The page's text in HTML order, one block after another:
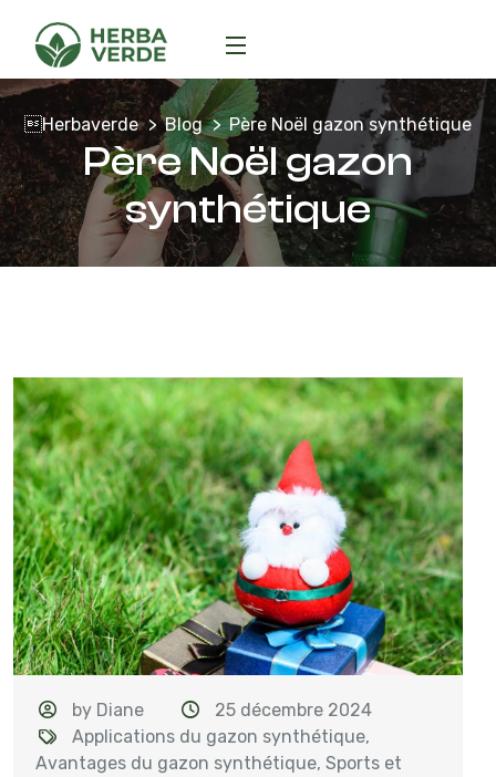
Herbaverde Blog Père Noël gazon synthétique
Père Noël gazon
synthétique
by Diane
25 décembre 2024
Applications du gazon synthétique,
Avantages du gazon synthétique, Sports et